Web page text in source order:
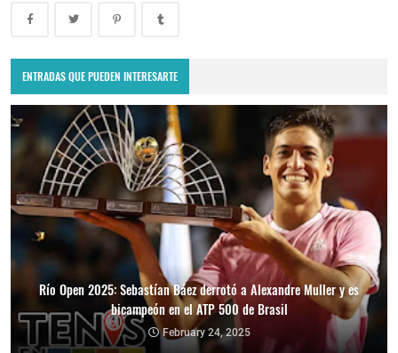
ENTRADAS QUE PUEDEN INTERESARTE
Río Open 2025: Sebastían Báez derrotó a Alexandre Muller y es
bicampeón en el ATP 500 de Brasil
February 24, 2025